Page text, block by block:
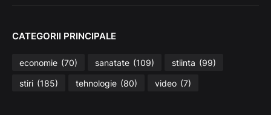
CATEGORII PRINCIPALE
economie (70) sanatate (109) stiinta (99)
stiri (185) tehnologie (80) video (7)